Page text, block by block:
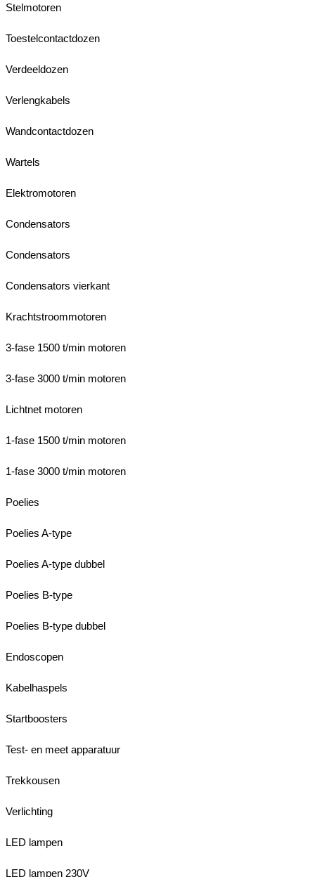
Stelmotoren
Toestelcontactdozen
Verdeeldozen
Verlengkabels
Wandcontactdozen
Wartels
Elektromotoren
Condensators
Condensators
Condensators vierkant
Krachtstroommotoren
3-fase 1500 t/min motoren
3-fase 3000 t/min motoren
Lichtnet motoren
1-fase 1500 t/min motoren
1-fase 3000 t/min motoren
Poelies
Poelies A-type
Poelies A-type dubbel
Poelies B-type
Poelies B-type dubbel
Endoscopen
Kabelhaspels
Startboosters
Test- en meet apparatuur
Trekkousen
Verlichting
LED lampen
LED lampen 230V